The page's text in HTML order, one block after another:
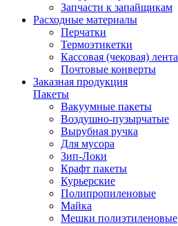
Запчасти к запайщикам
Расходные материалы
Перчатки
Термоэтикетки
Кассовая (чековая) лента
Почтовые конверты
Заказная продукция
Пакеты
Вакуумные пакеты
Воздушно-пузырчатые
Вырубная ручка
Для мусора
Зип-Локи
Крафт пакеты
Курьерские
Полипропиленовые
Майка
Мешки полиэтиленовые